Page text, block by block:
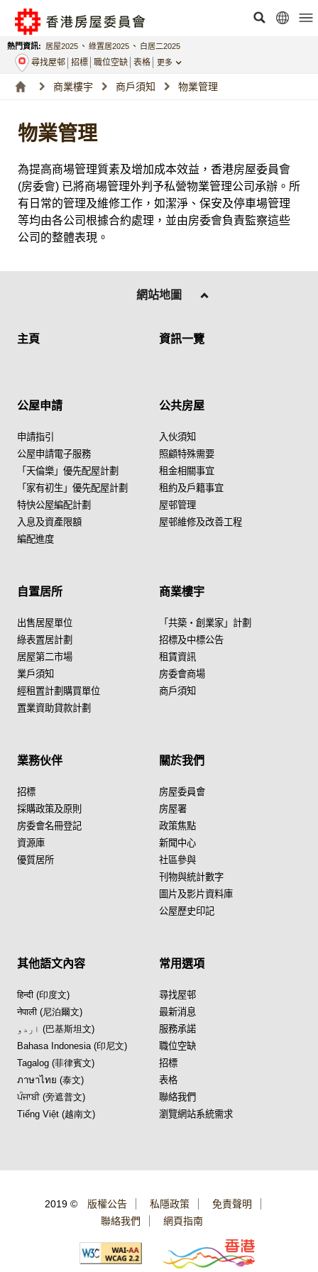
熱門資訊: 居屋2025 、 綠置居2025 、 白居二2025
尋找屋邨 招標 職位空缺 表格 更多
商業樓宇 商戶須知 物業管理
物業管理
為提高商場管理質素及增加成本效益，香港房屋委員會
(房委會) 已將商場管理外判予私營物業管理公司承辦。所
有日常的管理及維修工作，如潔淨、保安及停車場管理
等均由各公司根據合約處理，並由房委會負責監察這些
公司的整體表現。
網站地圖
主頁 資訊一覽
公屋申請
申請指引
公屋申請電子服務
「天倫樂」優先配屋計劃
「家有初生」優先配屋計劃
特快公屋編配計劃
入息及資產限額
編配進度
公共房屋
入伙須知
照顧特殊需要
租金相關事宜
租約及戶籍事宜
屋邨管理
屋邨維修及改善工程
自置居所
出售居屋單位
綠表置居計劃
居屋第二市場
業戶須知
經租置計劃購買單位
置業資助貸款計劃
商業樓宇
「共築・創業家」計劃
招標及中標公告
租賃資訊
房委會商場
商戶須知
業務伙伴
招標
採購政策及原則
房委會名冊登記
資源庫
優質居所
關於我們
房屋委員會
房屋署
政策焦點
新聞中心
社區參與
刊物與統計數字
圖片及影片資料庫
公屋歷史印記
其他語文內容
हिन्दी (印度文)
नेपाली (尼泊爾文)
اردو (巴基斯坦文)
Bahasa Indonesia (印尼文)
Tagalog (菲律賓文)
ภาษาไทย (泰文)
ਪੰਜਾਬੀ (旁遮普文)
Tiếng Việt (越南文)
常用選項
尋找屋邨
最新消息
服務承諾
職位空缺
招標
表格
聯絡我們
瀏覽網站系統需求
2019 © 版權公告 私隱政策
免責聲明
聯絡我們
網頁指南